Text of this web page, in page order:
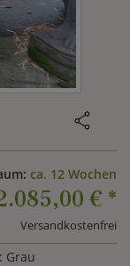
ca. 12 Wochen
€ *
Versandkostenfrei
Grau